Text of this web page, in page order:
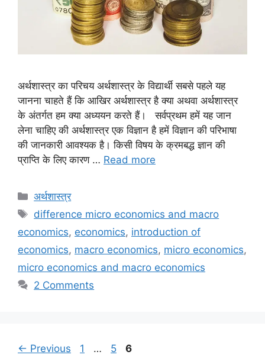
अर्थशास्त्र का परिचय अर्थशास्त्र के विद्यार्थी सबसे पहले यह
जानना चाहते हैं कि आखिर अर्थशास्त्र है क्या अथवा अर्थशास्त्र
के अंतर्गत हम क्या अध्ययन करते हैं। सर्वप्रथम हमें यह जान
लेना चाहिए की अर्थशास्त्र एक विज्ञान है हमें विज्ञान की परिभाषा
की जानकारी आवश्यक है। किसी विषय के क्रमबद्ध ज्ञान की
प्राप्ति के लिए कारण … Read more
Categories
अर्थशास्त्र
Tags
difference micro economics and macro
economics, economics, introduction of
economics, macro economics, micro economics,
micro economics and macro economics
2 Comments
← Previous Page
1 … Page
5 Page
6